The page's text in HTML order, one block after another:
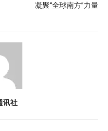
凝聚“全球南方”力量
讯社